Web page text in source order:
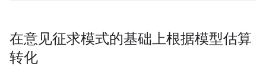
在意见征求模式的基础上根据模型估算
转化